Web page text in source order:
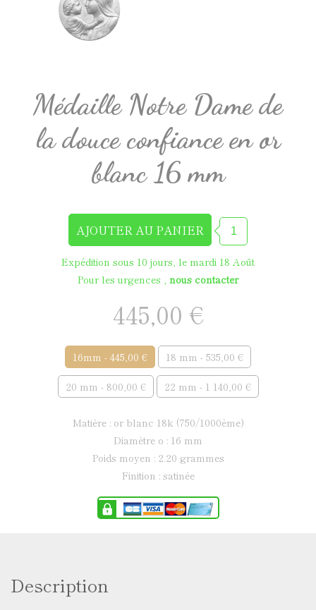
Médaille Notre Dame de
la douce confiance en or
blanc 16 mm
Expédition sous 10 jours, le mardi 18 Août
Pour les urgences , nous contacter
445,00 €
16mm - 445,00 € 18 mm - 535,00 €
20 mm - 800,00 € 22 mm - 1 140,00 €
matière : or blanc 18k (750/1000ème)
diamètre ø : 16 mm
poids moyen : 2.20 grammes
finition : satinée
Description